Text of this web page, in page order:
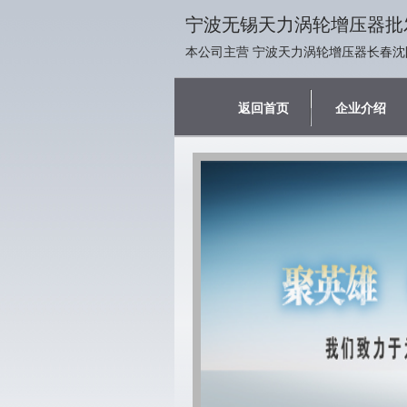
宁波无锡天力涡轮增压器批
本公司主营 宁波天力涡轮增压器长春
返回首页 企业介绍